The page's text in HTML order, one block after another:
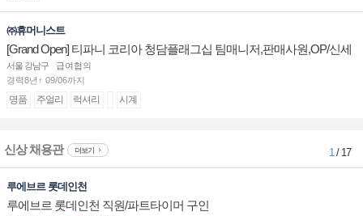
㈜휴머니스트
[Grand Open] 티파니 코리아 청담플래그십 팀매니저,판매사원,OP/신세
계대전 판매사원 채용
서울 강남구
급여협의
경력8년↑ 09/06까지
명품 주얼리 럭셔리 시계
신상 채용관 더보기 1/ 17
루에브르 롯데인천
루에브르 롯데인천 직원/파트타이머 구인